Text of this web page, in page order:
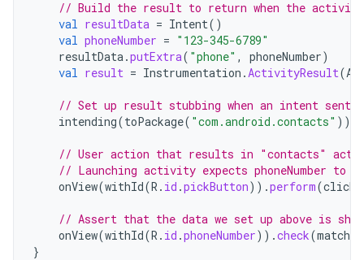
// Build the result to return when the
val resultData = Intent()
val phoneNumber = "123-345-6789"
resultData.putExtra( "phone" , phoneNumber)
val result = Instrumentation .ActivityResult(
// Set up result stubbing when an intent sent
intending(toPackage( "com.android.contacts" )).
// User action that results in "contacts"
// Launching activity expects phoneNumber to
onView(withId(R . id .pickButton)).perform(click
// Assert that the data we set up above is
onView(withId(R . id .phoneNumber)).check(matches
}